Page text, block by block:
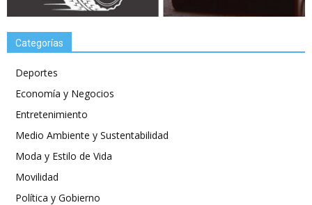
Categorías
Deportes
Economía y Negocios
Entretenimiento
Medio Ambiente y Sustentabilidad
Moda y Estilo de Vida
Movilidad
Política y Gobierno